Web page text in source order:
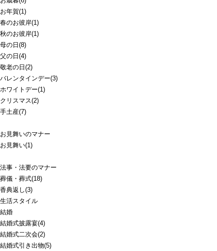
お年賀(1)
春のお彼岸(1)
秋のお彼岸(1)
母の日(8)
父の日(4)
敬老の日(2)
バレンタインデー(3)
ホワイトデー(1)
クリスマス(2)
手土産(7)
お見舞いのマナー
お見舞い(1)
法事・法要のマナー
葬儀・葬式(18)
香典返し(3)
生活スタイル
結婚
結婚式披露宴(4)
結婚式二次会(2)
結婚式引き出物(5)